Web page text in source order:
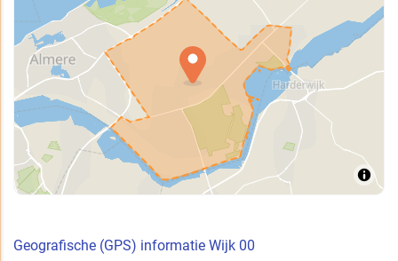
Geografische (GPS) informatie Wijk 00